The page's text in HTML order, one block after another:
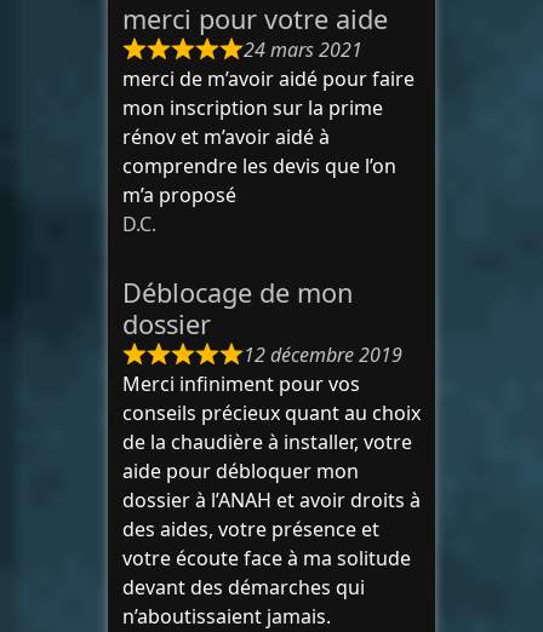
merci pour votre aide
24 mars 2021
merci de m’avoir aidé pour faire
mon inscription sur la prime
rénov et m’avoir aidé à
comprendre les devis que l’on
m’a proposé
D.C.
Déblocage de mon
dossier
12 décembre 2019
Merci infiniment pour vos
conseils précieux quant au choix
de la chaudière à installer, votre
aide pour débloquer mon
dossier à l’ANAH et avoir droits à
des aides, votre présence et
votre écoute face à ma solitude
devant des démarches qui
n’aboutissaient jamais.